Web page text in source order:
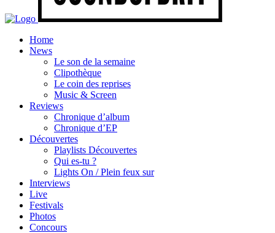
Home
News
Le son de la semaine
Clipothèque
Le coin des reprises
Music & Screen
Reviews
Chronique d’album
Chronique d’EP
Découvertes
Playlists Découvertes
Qui es-tu ?
Lights On / Plein feux sur
Interviews
Live
Festivals
Photos
Concours